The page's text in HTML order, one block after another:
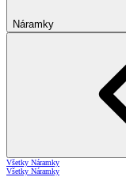
Náramky
Všetky Náramky
Všetky Náramky